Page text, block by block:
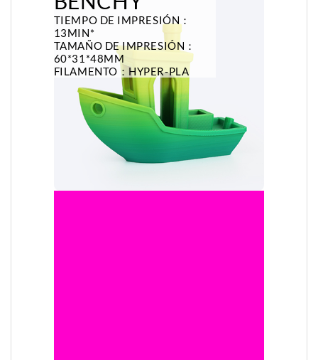
TIEMPO DE IMPRESIÓN：
13MIN*
TAMAÑO DE IMPRESIÓN：
60*31*48MM
FILAMENTO：HYPER-PLA